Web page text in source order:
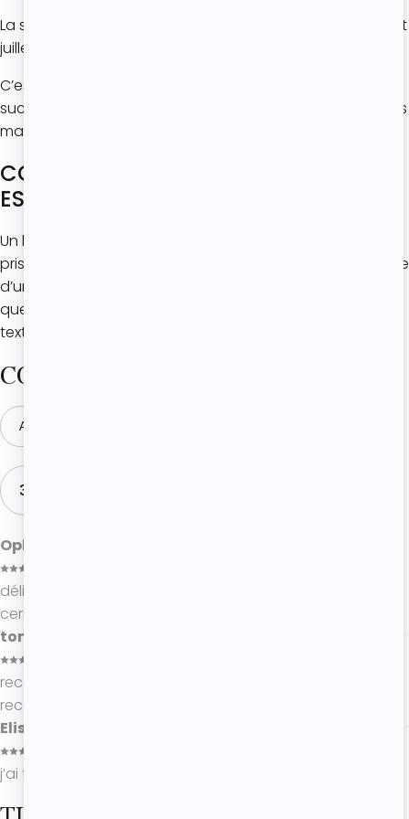
La saison des cerises se situe principalement entre mai et
juillet selon les variétés et les régions.
C’est pendant cette période qu’elles sont les plus
sucrées, juteuses et parfumées pour réaliser des desserts
maison, des clafoutis, des brownies ou des confitures.
COMMENT SAVOIR SI UN BROWNIE
EST BIEN CUIT ?
Un brownie est parfaitement cuit lorsque les bords sont
pris mais que le centre reste légèrement fondant. La lame
d’un couteau ne doit pas ressortir totalement sèche :
quelques miettes humides sont idéales pour garder une
texture ultra moelleuse.
COMMENTAIRES
AJOUTER UN COMMENTAIRE
3 COMMENTAIRES
Ophelie
délicieux, rapide à faire en plus, et le combo chocolat
cerise, un délice
tom
recette facile, gain de temps merci pour cette super
recette
Elise
j’ai teste j’ai adore merci beaucoup